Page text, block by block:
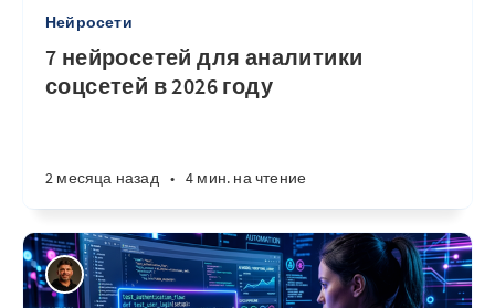
Нейросети
7 нейросетей для аналитики
соцсетей в 2026 году
2 месяца назад • 4 мин. на чтение